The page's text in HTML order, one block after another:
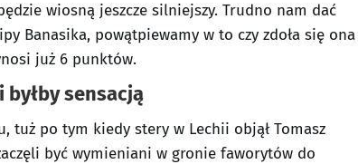
wiosną jeszcze silniejszy. Trudno nam dać
Banasika, powątpiewamy w to czy zdoła się ona
już 6 punktów.
byłby sensacją
tuż po tym kiedy stery w Lechii objął Tomasz
być wymieniani w gronie faworytów do